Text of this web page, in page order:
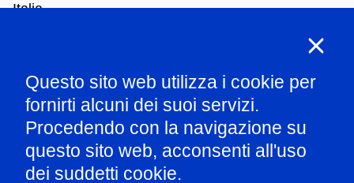
Questo sito web utilizza i cookie per
fornirti alcuni dei suoi servizi.
Procedendo con la navigazione su
questo sito web, acconsenti all'uso
dei suddetti cookie.
Italia
Mar-Dom: dalle 10.00 alle 18.00
Parla con il nostro staff